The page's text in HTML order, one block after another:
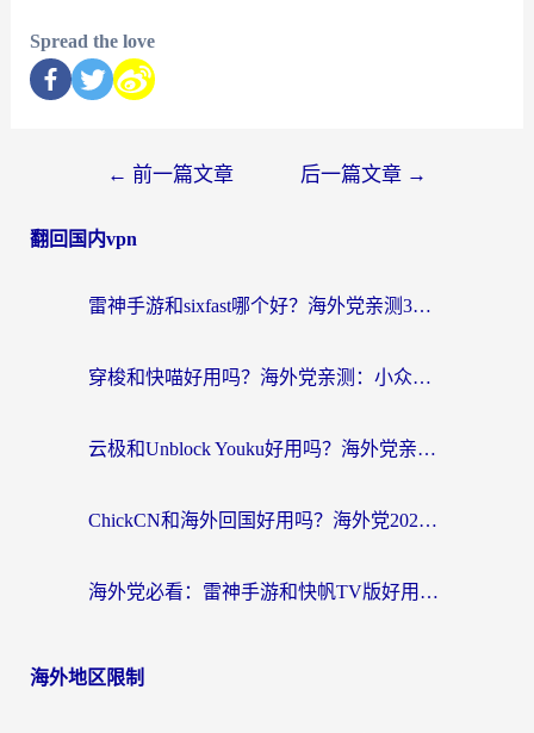
Spread the love
← 前一篇文章 后一篇文章 →
翻回国内vpn
雷神手游和sixfast哪个好？海外党亲测3款回国加速器，教你选对不踩坑
穿梭和快喵好用吗？海外党亲测：小众加速器对比+番茄加速器深度体验
云极和Unblock Youku好用吗？海外党亲测+2026回国加速器避坑指南
ChickCN和海外回国好用吗？海外党2026亲测：从手游到影音，选对加速器的3个关键
海外党必看：雷神手游和快帆TV版好用吗？3步选对回国加速器不踩坑
海外地区限制